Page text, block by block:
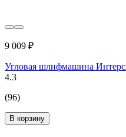
9 009 ₽
Угловая шлифмашина
4.3
(96)
В корзину